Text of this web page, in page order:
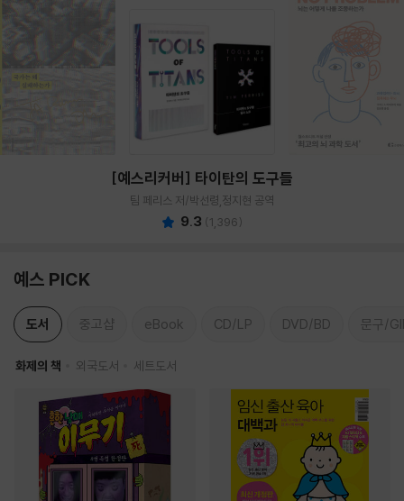
[예스리커버] 타이탄의 도구들
팀 페리스 저/박선령,정지현 공역
9.3 (1,396)
예스 PICK
도서 중고샵 eBook CD/LP DVD/BD 문구/
화제의 책 외국도서 세트도서